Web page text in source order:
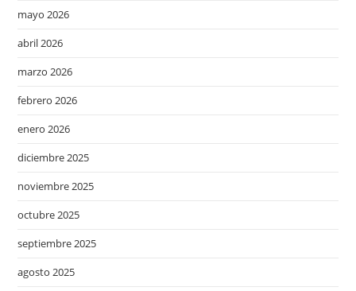
mayo 2026
abril 2026
marzo 2026
febrero 2026
enero 2026
diciembre 2025
noviembre 2025
octubre 2025
septiembre 2025
agosto 2025